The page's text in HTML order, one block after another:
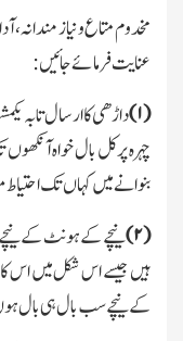
مخدوم متاع ونیاز
عنایت فرمائے جائیں:
(۱) داڑھی کا ارسال تابہ
چہرہ پر کل بال خواہ
بنوانے میں کہاں تك
(۲) نیچے کے ہونٹ کے
ہیں جیسے اس شکل میں اس
کے نیچے سب بال ہی بال ہوں